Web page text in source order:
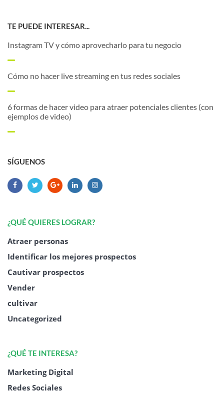
TE PUEDE INTERESAR...
Instagram TV y cómo aprovecharlo para tu negocio
Cómo no hacer live streaming en tus redes sociales
6 formas de hacer video para atraer potenciales clientes (con
ejemplos de video)
SÍGUENOS
¿QUÉ QUIERES LOGRAR?
Atraer personas
Identificar los mejores prospectos
Cautivar prospectos
Vender
cultivar
Uncategorized
¿QUÉ TE INTERESA?
Marketing Digital
Redes Sociales